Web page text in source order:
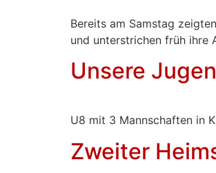
Bereits am Samstag
und unterstrichen früh ihre
Unsere
U8 mit 3 Mannschaften in
Zweiter